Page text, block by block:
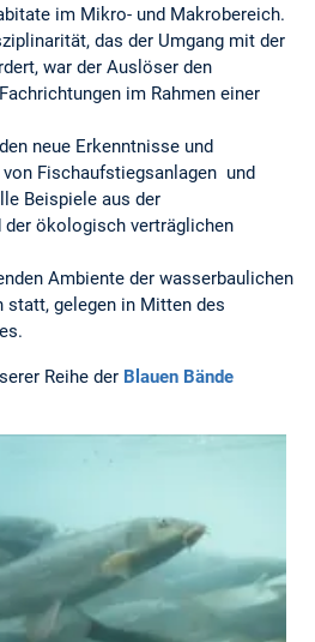
im Mikro- und Makrobereich.
das der Umgang mit der
war der Auslöser den
im Rahmen einer
neue Erkenntnisse und
Fischaufstiegsanlagen und
Beispiele aus der
der ökologisch verträglichen
Ambiente der wasserbaulichen
statt, gelegen in Mitten des
Reihe der Blauen Bände